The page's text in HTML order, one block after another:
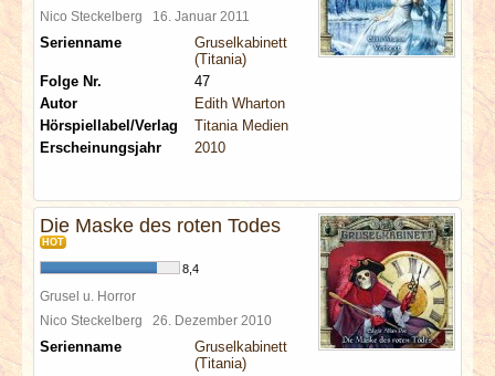
Nico Steckelberg 16. Januar 2011
Serienname
Gruselkabinett
(Titania)
Folge Nr.
47
Autor
Edith Wharton
Hörspiellabel/Verlag
Titania Medien
Erscheinungsjahr
2010
Die Maske des roten Todes
HOT
8,4
Grusel u. Horror
Nico Steckelberg 26. Dezember 2010
Serienname
Gruselkabinett
(Titania)